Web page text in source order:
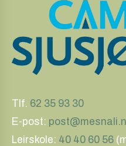
Tlf. 62 35 93 30
E-post:
Leirskole: 40 40 60 56